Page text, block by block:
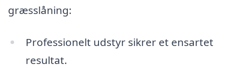
græsslåning:
Professionelt udstyr sikrer et ensartet
resultat.